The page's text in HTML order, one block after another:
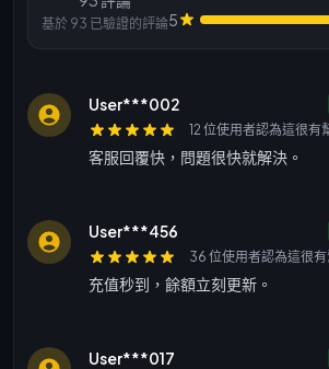
基於 93 已驗證的評論5
User***002
12 位使用者認為這很有
客服回覆快，問題很快就解決。
User***456
36 位使用者認為這很有
充值秒到，餘額立刻更新。
User***017